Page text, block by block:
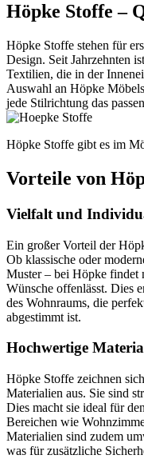
Höpke Stoffe –
Höpke Stoffe stehen für
Design. Seit Jahrzehnten
Textilien, die in der
Auswahl an Höpke
jede Stilrichtung das
Höpke Stoffe gibt es im
Vorteile von
Vielfalt und
Ein großer Vorteil der
Ob klassische oder
Muster – bei Höpke findet
Wünsche offenlässt. Dies
des Wohnraums, die
abgestimmt ist.
Hochwertige
Höpke Stoffe zeichnen
Materialien aus. Sie sind
Dies macht sie ideal für
Bereichen wie
Materialien sind zudem
was für zusätzliche